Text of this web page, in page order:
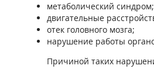
метаболический синдром;
двигательные
отек головного мозга;
нарушение работы
Причиной таких